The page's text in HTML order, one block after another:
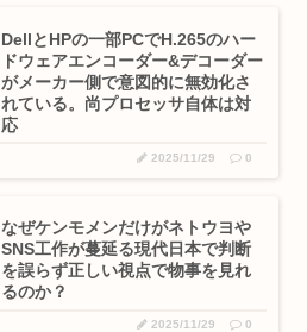
DellとHPの一部PCでH.265のハー
ドウェアエンコーダー&デコーダー
がメーカー側で意図的に無効化さ
れている。尚プロセッサ自体は対
応
2025/11/29 0
なぜケンモメンだけがネトウヨや
SNS工作が蔓延る現代日本で判断
を誤らず正しい視点で物事を見れ
るのか？
2025/11/29 0